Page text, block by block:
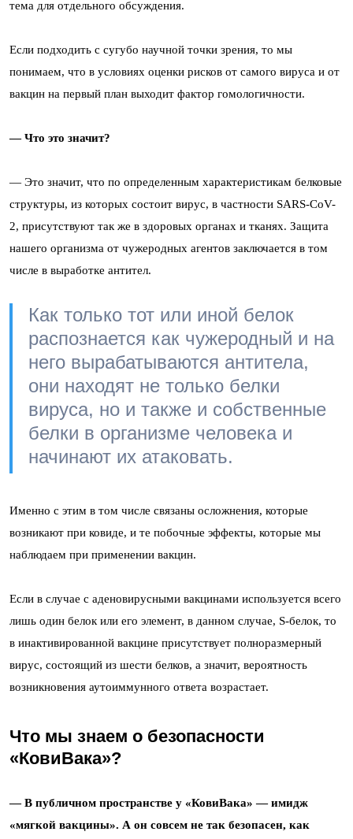
тема для отдельного обсуждения.
Если подходить с сугубо научной точки зрения, то мы
понимаем, что в условиях оценки рисков от самого вируса и от
вакцин на первый план выходит фактор гомологичности.
— Что это значит?
— Это значит, что по определенным характеристикам белковые
структуры, из которых состоит вирус, в частности SARS-CoV-
2, присутствуют так же в здоровых органах и тканях. Защита
нашего организма от чужеродных агентов заключается в том
числе в выработке антител.
Как только тот или иной белок
распознается как чужеродный и на
него вырабатываются антитела,
они находят не только белки
вируса, но и также и собственные
белки в организме человека и
начинают их атаковать.
Именно с этим в том числе связаны осложнения, которые
возникают при ковиде, и те побочные эффекты, которые мы
наблюдаем при применении вакцин.
Если в случае с аденовирусными вакцинами используется всего
лишь один белок или его элемент, в данном случае, S-белок, то
в инактивированной вакцине присутствует полноразмерный
вирус, состоящий из шести белков, а значит, вероятность
возникновения аутоиммунного ответа возрастает.
Что мы знаем о безопасности
«КовиВака»?
— В публичном пространстве у «КовиВака» — имидж
«мягкой вакцины». А он совсем не так безопасен, как